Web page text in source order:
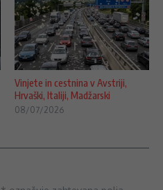
Vinjete in cestnina v Avstriji,
Hrvaški, Italiji, Madžarski
08/07/2026